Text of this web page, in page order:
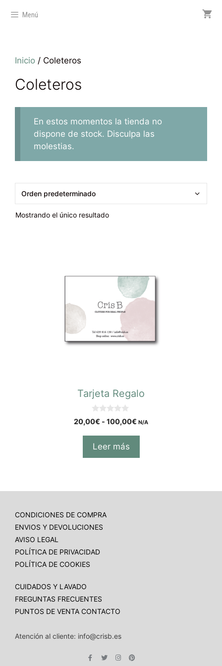
Menú
Inicio / Coleteros
Coleteros
En estos momentos la tienda no
dispone de stock. Disculpa las
molestias.
Mostrando el único resultado
Tarjeta Regalo
0
d
20,00€ - 100,00€ N/A
Leer más
CONDICIONES DE COMPRA
ENVIOS Y DEVOLUCIONES
AVISO LEGAL
POLÍTICA DE PRIVACIDAD
POLÍTICA DE COOKIES
CUIDADOS Y LAVADO
FREGUNTAS FRECUENTES
PUNTOS DE VENTA CONTACTO
Atención al cliente: info@crisb.es